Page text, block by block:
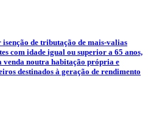
de tributação de mais-valias
com idade igual ou superior a 65 anos,
venda noutra habitação própria e
destinados à geração de rendimento